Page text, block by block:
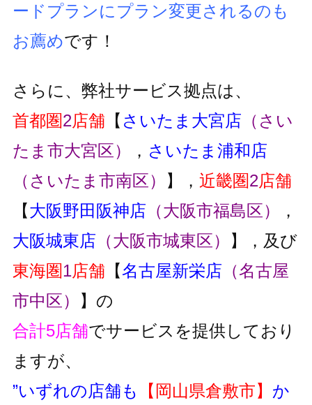
ードプランにプラン変更されるのも
お薦めです！
さらに、弊社サービス拠点は、
首都圏2店舗 【 さいたま大宮店 （さい
たま市大宮区）
， さいたま浦和店
（さいたま市南区）
】， 近畿圏2店舗
【大阪野田阪神店 （大阪市福島区）
，
大阪城東店 （大阪市城東区）
】，及び
東海圏1店舗 【名古屋新栄店 （名古屋
市中区）
】の
合計5店舗でサービスを提供しており
ますが、
”いずれの店舗も
【岡山県倉敷市】 か